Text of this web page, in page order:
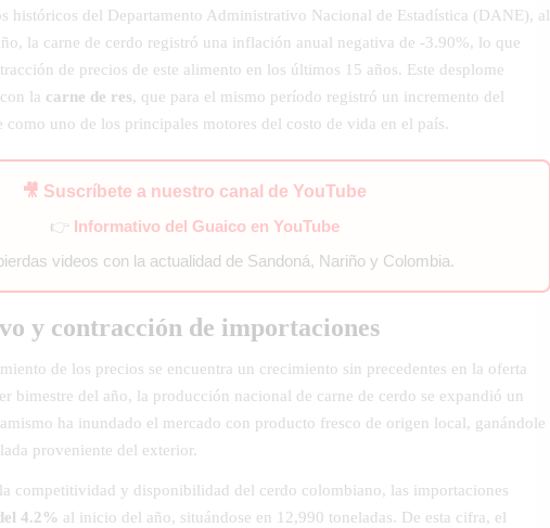
históricos del Departamento Administrativo Nacional de Estadística (DANE), al
la carne de cerdo registró una inflación anual negativa de -3.90%, lo que
de precios de este alimento en los últimos 15 años. Este desplome
la carne de res, que para el mismo período registró un incremento del
como uno de los principales motores del costo de vida en el país.
🎥 Suscríbete a nuestro canal de YouTube
👉 Informativo del Guaico en YouTube
pierdas videos con la actualidad de Sandoná, Nariño y Colombia.
y contracción de importaciones
de los precios se encuentra un crecimiento sin precedentes en la oferta
bimestre del año, la producción nacional de carne de cerdo se expandió un
ha inundado el mercado con producto fresco de origen local, ganándole
proveniente del exterior.
competitividad y disponibilidad del cerdo colombiano, las importaciones
4.2% al inicio del año, situándose en 12,990 toneladas. De esta cifra, el